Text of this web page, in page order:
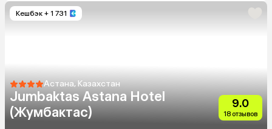
Кешбэк + 1 731
Астана, Казахстан
Jumbaktas Astana Hotel
(Жумбактас)
9.0
18 отзывов